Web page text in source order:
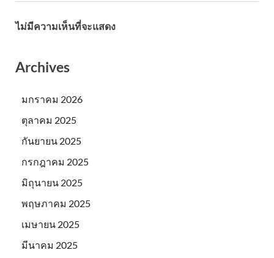
ไม่มีความเห็นที่จะแสดง
Archives
มกราคม 2026
ตุลาคม 2025
กันยายน 2025
กรกฎาคม 2025
มิถุนายน 2025
พฤษภาคม 2025
เมษายน 2025
มีนาคม 2025